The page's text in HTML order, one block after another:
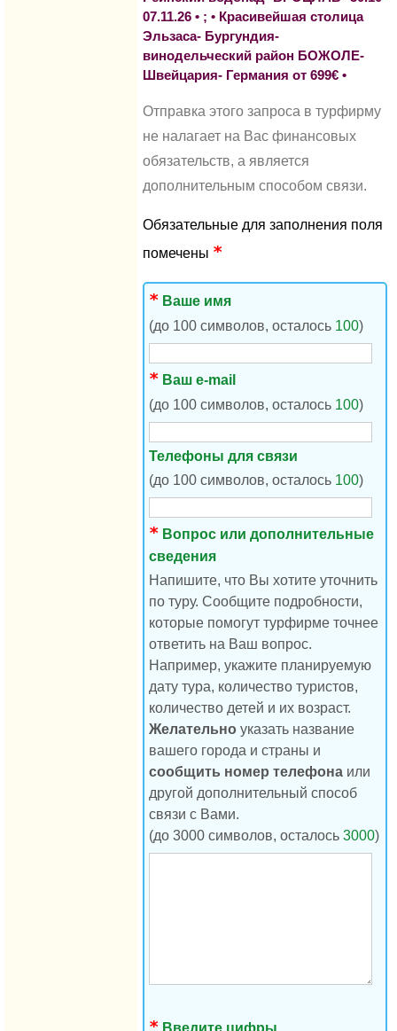
07.11.26 • ; • Красивейшая столица
Эльзаса- Бургундия-
винодельческий район БОЖОЛЕ-
Швейцария- Германия от 699€ •
Отправка этого запроса в турфирму
не налагает на Вас финансовых
обязательств, а является
дополнительным способом связи.
Обязательные для заполнения поля
помечены
Ваше имя
(до 100 символов, осталось 100)
Ваш e-mail
(до 100 символов, осталось 100)
Телефоны для связи
(до 100 символов, осталось 100)
Вопрос или дополнительные
сведения
Напишите, что Вы хотите уточнить
по туру. Сообщите подробности,
которые помогут турфирме точнее
ответить на Ваш вопрос.
Например, укажите планируемую
дату тура, количество туристов,
количество детей и их возраст.
Желательно указать название
вашего города и страны и
сообщить номер телефона или
другой дополнительный способ
связи с Вами.
(до 3000 символов, осталось 3000)
Введите цифры,